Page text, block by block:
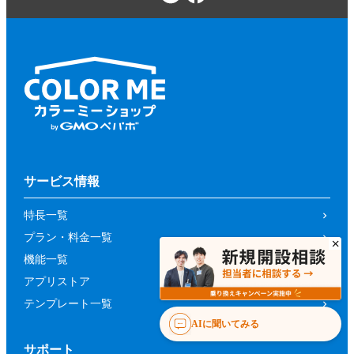
サービス情報
特長一覧
プラン・料金一覧
機能一覧
アプリストア
テンプレート一覧
サポート
AIに聞いてみる